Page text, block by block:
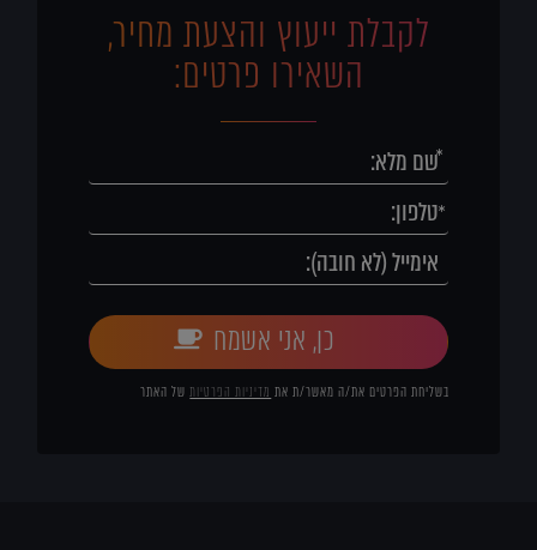
לקבלת ייעוץ והצעת מחיר,
השאירו פרטים:
כן, אני אשמח
בשליחת הפרטים את/ה מאשר/ת את מדיניות הפרטיותשל האתר